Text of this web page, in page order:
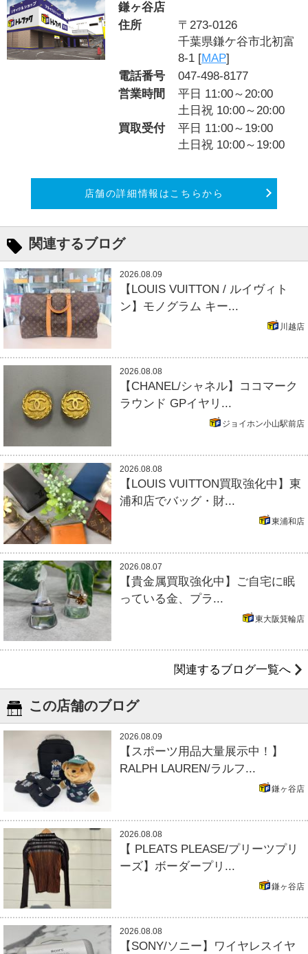
鎌ヶ谷店
住所
〒273-0126
千葉県鎌ケ谷市北初富
8-1 [MAP]
電話番号
047-498-8177
営業時間
平日 11:00～20:00
土日祝 10:00～20:00
買取受付
平日 11:00～19:00
土日祝 10:00～19:00
店舗の詳細情報はこちらから
関連するブログ
2026.08.09
【LOUIS VUITTON / ルイヴィト
ン】モノグラム キー...
川越店
2026.08.08
【CHANEL/シャネル】ココマーク
ラウンド GPイヤリ...
ジョイホン小山駅前店
2026.08.08
【LOUIS VUITTON買取強化中】東
浦和店でバッグ・財...
東浦和店
2026.08.07
【貴金属買取強化中】ご自宅に眠
っている金、プラ...
東大阪箕輪店
関連するブログ一覧へ
この店舗のブログ
2026.08.09
【スポーツ用品大量展示中！】
RALPH LAUREN/ラルフ...
鎌ヶ谷店
2026.08.08
【 PLEATS PLEASE/プリーツプリ
ーズ】ボーダープリ...
鎌ヶ谷店
2026.08.08
【SONY/ソニー】ワイヤレスイヤ